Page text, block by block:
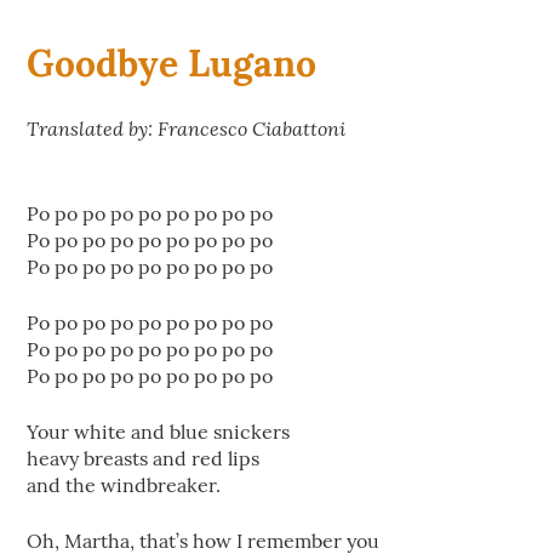
Goodbye Lugano
Translated by: Francesco Ciabattoni
Po po po po po po po po po
Po po po po po po po po po
Po po po po po po po po po
Po po po po po po po po po
Po po po po po po po po po
Po po po po po po po po po
Your white and blue snickers
heavy breasts and red lips
and the windbreaker.
Oh, Martha, that’s how I remember you